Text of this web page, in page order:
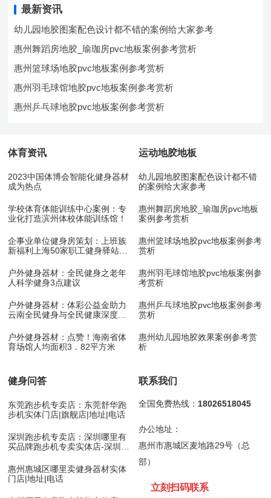
最新资讯
幼儿园地胶图案配色设计都不错的案例给大家参考
惠州舞蹈房地胶_瑜珈房pvc地板案例参考赏析
惠州篮球场地胶pvc地板案例参考赏析
惠州羽毛球馆地胶pvc地板案例参考赏析
惠州乒乓球地胶pvc地板案例参考赏析
体育资讯
2023中国体博会智能化健身器材
成为热点
学校体育体能训练中心案例：专
业化打造滨州体校体能训练馆！
企事业单位健身房策划：上班族
新福利上海50家职工健身驿站10
户外健身器材：全民健身之老年
人科学健身3点建议
户外健身器材：体彩公益金助力
云南全民健身与全民健康深度融
户外健身器材：点赞！海南省体
育场馆人均面积3．82平方米
运动地胶地板
幼儿园地胶图案配色设计都不错
的案例给大家参考
惠州舞蹈房地胶_瑜珈房pvc地板
案例参考赏析
惠州篮球场地胶pvc地板案例参考
赏析
惠州羽毛球馆地胶pvc地板案例参
考赏析
惠州乒乓球地胶pvc地板案例参考
赏析
惠州幼儿园地胶效果案例参考赏
析
健身问答
东莞跑步机专卖店：东莞舒华跑
步机实体门店|旗舰店|地址|电话
深圳跑步机专卖店：深圳哪里有
买品牌跑步机专卖实体店-深圳舒
惠州惠城区哪里卖健身器材实体
门店|地址|电话
联系我们
全国免费热线： 18026518045
办公地址：
惠州市惠城区麦地路29号（总
部）
立刻扫码联系